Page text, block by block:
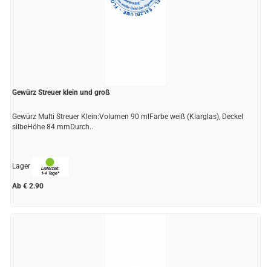
Gewürz Streuer klein und groß
Gewürz Multi Streuer Klein:Volumen 90 mlFarbe weiß (Klarglas), Deckel
silbeHöhe 84 mmDurch..
Lager
Ab € 2.90